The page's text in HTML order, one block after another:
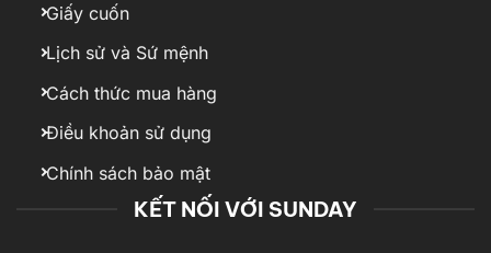
Giấy cuốn
Lịch sử và Sứ mệnh
Cách thức mua hàng
Điều khoản sử dụng
Chính sách bảo mật
KẾT NỐI VỚI SUNDAY